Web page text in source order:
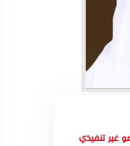
غير تنفيذي